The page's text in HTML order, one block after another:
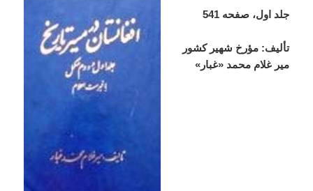
جلد اول، صفحه 541
تألیف: مؤرخ شهیر کشور
میر غلام محمد «غبار»